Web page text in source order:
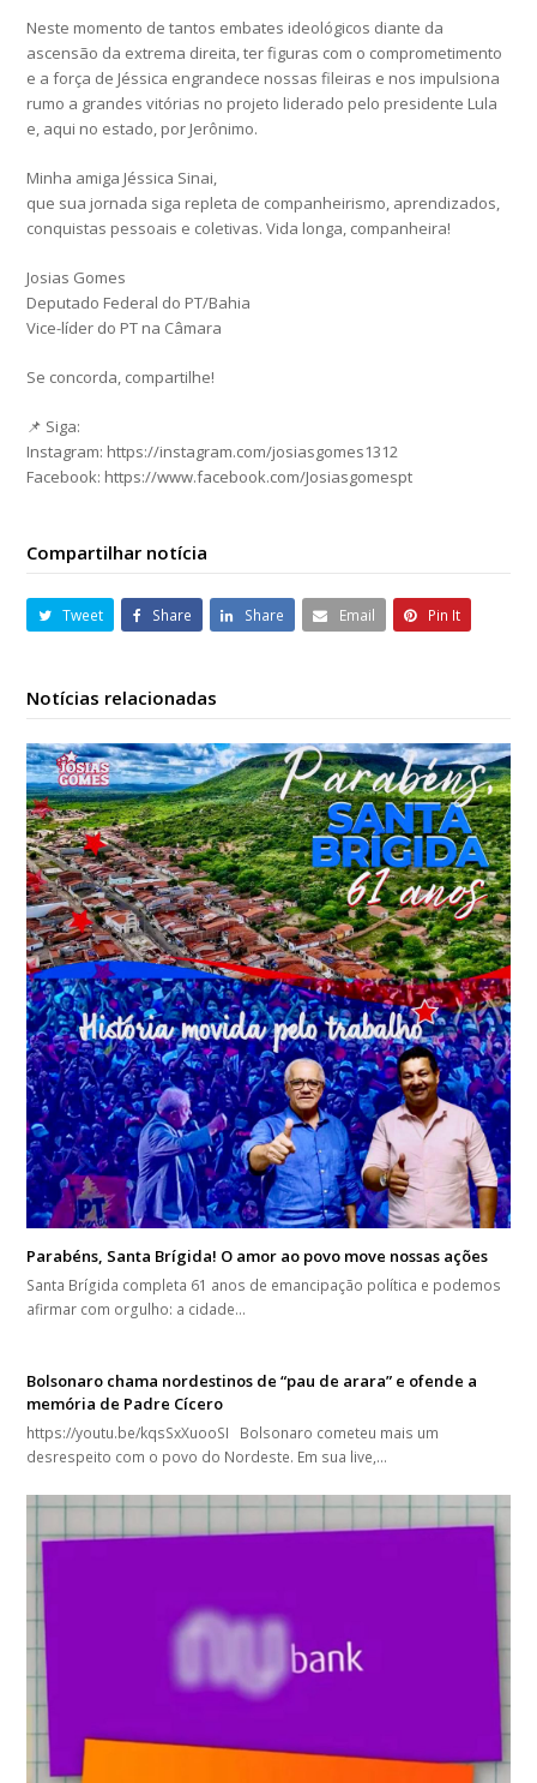
Neste momento de tantos embates ideológicos diante da
ascensão da extrema direita, ter figuras com o comprometimento
e a força de Jéssica engrandece nossas fileiras e nos impulsiona
rumo a grandes vitórias no projeto liderado pelo presidente Lula
e, aqui no estado, por Jerônimo.
Minha amiga Jéssica Sinai,
que sua jornada siga repleta de companheirismo, aprendizados,
conquistas pessoais e coletivas. Vida longa, companheira!
Josias Gomes
Deputado Federal do PT/Bahia
Vice-líder do PT na Câmara
Se concorda, compartilhe!
📌 Siga:
Instagram: https://instagram.com/josiasgomes1312
Facebook: https://www.facebook.com/Josiasgomespt
Compartilhar notícia
Tweet Share Share Email Pin It
Notícias relacionadas
Parabéns, Santa Brígida! O amor ao povo move nossas ações
Santa Brígida completa 61 anos de emancipação política e podemos
afirmar com orgulho: a cidade…
Bolsonaro chama nordestinos de “pau de arara” e ofende a
memória de Padre Cícero
https://youtu.be/kqsSxXuooSI Bolsonaro cometeu mais um
desrespeito com o povo do Nordeste. Em sua live,…